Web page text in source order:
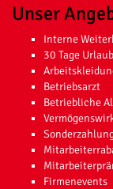
Unser
Interne
30 Tage Urlaub
Betriebsarzt
Betriebliche
Firmenevents